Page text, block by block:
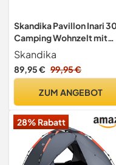
Skandika Pavillon Inari
Camping Wohnzelt mit
integrierten
3 x 3 m, Stehhöhe 2,1 m |
Vorzelt, Duschzelt,
(blau)
Skandika
89,95 € 99,95 €
ZUM ANGEBOT
28% Rabatt